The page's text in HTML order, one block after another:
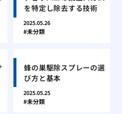
を特定し除去する技術
2025.05.26
未分類
蜂の巣駆除スプレーの選
び方と基本
2025.05.25
未分類